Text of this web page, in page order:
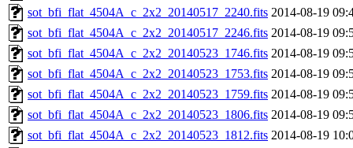
sot_bfi_flat_4504A_c_2x2_20140517_2240.fits 2014-08-19
sot_bfi_flat_4504A_c_2x2_20140517_2246.fits 2014-08-19
sot_bfi_flat_4504A_c_2x2_20140523_1746.fits 2014-08-19
sot_bfi_flat_4504A_c_2x2_20140523_1753.fits 2014-08-19
sot_bfi_flat_4504A_c_2x2_20140523_1759.fits 2014-08-19
sot_bfi_flat_4504A_c_2x2_20140523_1806.fits 2014-08-19
sot_bfi_flat_4504A_c_2x2_20140523_1812.fits 2014-08-19